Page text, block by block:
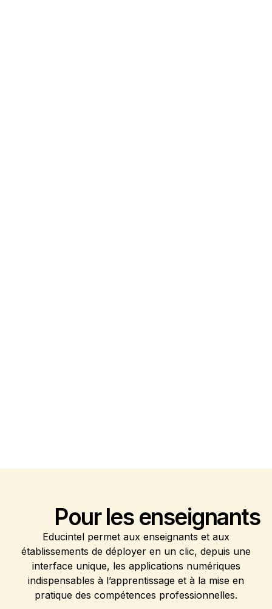
Pourles enseignants
Educintel permet aux enseignants et aux
établissements de déployer en un clic, depuis une
interface unique, les applications numériques
indispensables à l’apprentissage et à la mise en
pratique des compétences professionnelles.